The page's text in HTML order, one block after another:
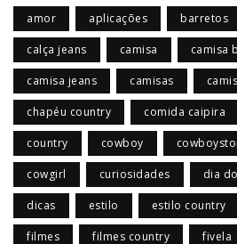
amor aplicações barretos
calça jeans camisa camisa
camisa jeans camisas
chapéu country comida caipira
country cowboy
cowgirl curiosidades dia
dicas estilo estilo country
filmes filmes country fivela